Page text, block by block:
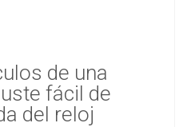
de una
fácil de
del reloj